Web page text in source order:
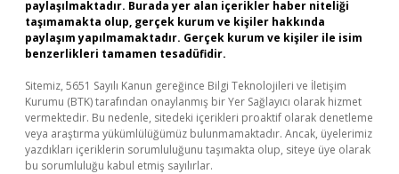
paylaşılmaktadır. Burada yer alan içerikler haber niteliği
taşımamakta olup, gerçek kurum ve kişiler hakkında
paylaşım yapılmamaktadır. Gerçek kurum ve kişiler ile isim
benzerlikleri tamamen tesadüfidir.
Sitemiz, 5651 Sayılı Kanun gereğince Bilgi Teknolojileri ve İletişim
Kurumu (BTK) tarafından onaylanmış bir Yer Sağlayıcı olarak hizmet
vermektedir. Bu nedenle, sitedeki içerikleri proaktif olarak denetleme
veya araştırma yükümlülüğümüz bulunmamaktadır. Ancak, üyelerimiz
yazdıkları içeriklerin sorumluluğunu taşımakta olup, siteye üye olarak
bu sorumluluğu kabul etmiş sayılırlar.